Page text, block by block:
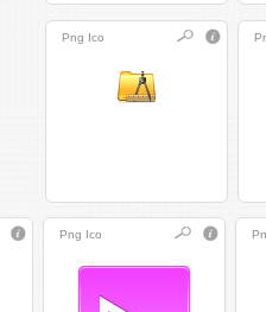
Png Ico
Png Ico